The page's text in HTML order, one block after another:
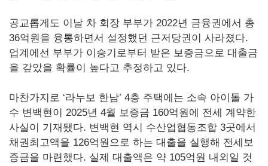
공교롭게도 이날 차 회장 부부가 2022년 금융권에서 총
36억원을 융통하면서 설정했던 근저당권이 사라졌다.
업계에선 부부가 이승기로부터 받은 보증금으로 대출금
을 갚았을 확률이 높다고 추정하고 있다.
마찬가지로 ‘라누보 한남’ 4층 주택에는 소속 아이돌 가
수 변백현이 2025년 4월 보증금 160억원에 전세 계약한
사실이 기재됐다. 변백현 역시 수산업협동조합 3곳에서
채권최고액을 126억원으로 하는 대출을 실행해 전세보
증금을 마련했다. 실제 대출액은 약 105억원 내외일 것